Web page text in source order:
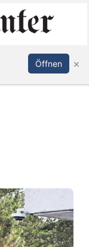
Anmelden
Öffnen ×